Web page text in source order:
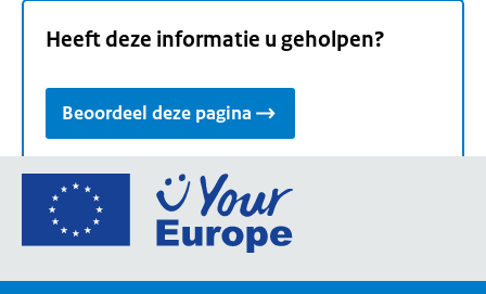
Heeft deze informatie u geholpen?
Beoordeel deze pagina
Ga
de